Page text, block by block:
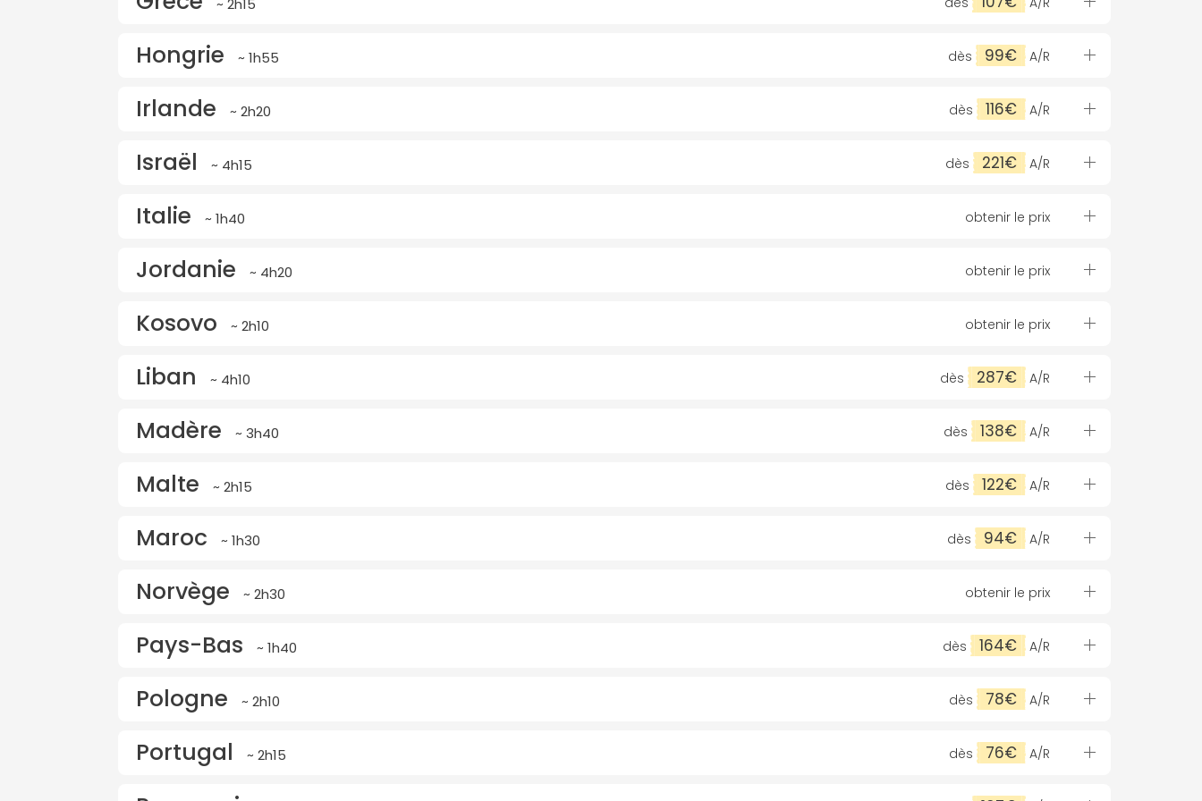
~ 2h15
Hongrie ~ 1h55 dès 99€ A/R
Irlande ~ 2h20 dès 116€ A/R
Israël ~ 4h15 dès 221€ A/R
Italie ~ 1h40 obtenir le prix
Jordanie ~ 4h20 obtenir le prix
Kosovo ~ 2h10 obtenir le prix
Liban ~ 4h10 dès 287€ A/R
Madère ~ 3h40 dès 138€ A/R
Malte ~ 2h15 dès 122€ A/R
Maroc ~ 1h30 dès 94€ A/R
Norvège ~ 2h30 obtenir le prix
Pays-Bas ~ 1h40 dès 164€ A/R
Pologne ~ 2h10 dès 78€ A/R
Portugal ~ 2h15 dès 76€ A/R